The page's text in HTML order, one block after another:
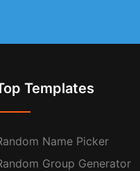
Templates
Name Picker
Group Generator